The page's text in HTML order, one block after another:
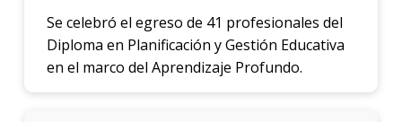
Se celebró el egreso de 41 profesionales del
Diploma en Planificación y Gestión Educativa
en el marco del Aprendizaje Profundo.